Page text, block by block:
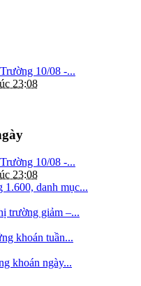
10/08 -...
23:08
10/08 -...
23:08
danh mục...
trường giảm –...
khoán tuần...
khoán ngày...